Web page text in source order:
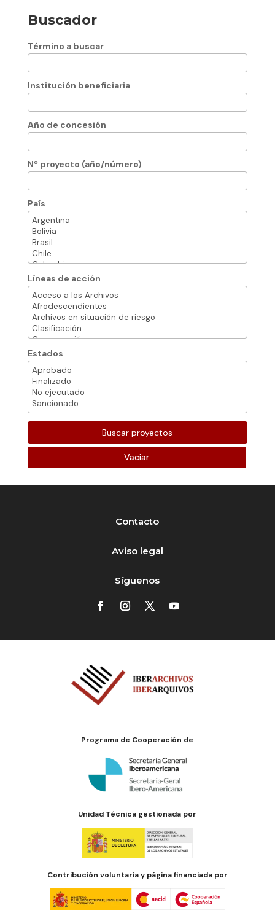
Buscador
Término a buscar
Institución beneficiaria
Año de concesión
Nº proyecto (año/número)
País
Líneas de acción
Estados
Vaciar
Contacto
Aviso legal
Síguenos
Programa de Cooperación de
Unidad Técnica gestionada por
Contribución voluntaria y página financiada por